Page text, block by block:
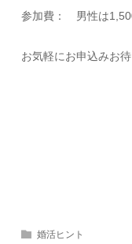
参加費： 男性は
お気軽にお申込みお
婚活ヒント